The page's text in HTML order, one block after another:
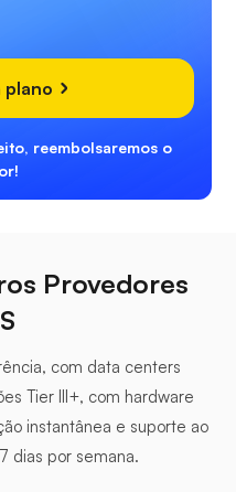
plano
reembolsaremos o
Provedores
com data centers
Tier III+, com hardware
instantânea e suporte ao
dias por semana.